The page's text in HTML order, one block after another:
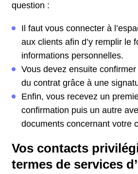
question :
Il faut vous connecter à
aux clients afin d’y remplir le
informations personnelles.
Vous devez ensuite
du contrat grâce à une
Enfin, vous recevez un
confirmation puis un autre
documents concernant votre
Vos contacts
termes de services